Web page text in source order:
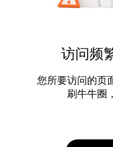
访问频
您所要访问的页
刷牛牛圈